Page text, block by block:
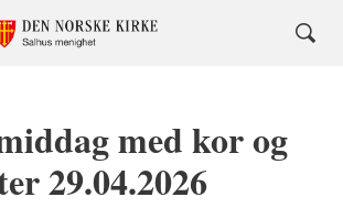
med kor og
29.04.2026